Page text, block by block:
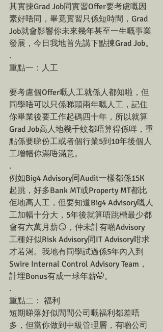
其實揀Grad Job同實習Offer要考慮嘅因
素好唔同，畢竟實習只係短時間，Grad
Job就會影響你未來幾年甚至一生嘅事業
發展，今日我地首先講下點揀Grad Job。
.
重點一：人工
要考慮個Offer嘅人工就係人都知啦，但
同學唔可以只係睇頭兩年嘅人工，記住
你畢業後要工作起碼四十年，所以就算
Grad Job高人地幾千蚊都唔算得係咩，重
點係要睇份工或者個行業5到10年後個人
工增幅你滿唔滿意。
.
例如Big4 Advisory同Audit一樣都係15K
起跳，好多Bank MT或Property MT都比
佢地高人工，但要知道Big4 Advisory嘅人
工加幅十分大，5年後就算唔跳槽最少都
會有六萬月薪😏，仲未計有啲Advisory
工種好似Risk Advisory同IT Advisory咁求
才若渴。我地有同學試過係5年內入到
Swire Internal Control Advisory Team，
計埋Bonus有成一球年薪🤭。
.
重點二： 福利
短期睇落好似間間公司嘅福利都差唔
多，但當你做到中級管理層，有啲公司